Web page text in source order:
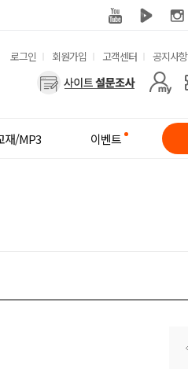
유
메
뉴
로그인 회원가입 고객센터 공지사항
사
메
재/MP3 이벤트